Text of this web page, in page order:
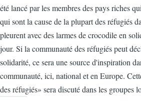
été lancé par les membres des pays riches
qui sont la cause de la plupart des réfugiés
pleurent avec des larmes de crocodile en
jour. Si la communauté des réfugiés peut
solidarité, ce sera une source d'inspiration
communauté, ici, national et en Europe.
des réfugiés» sera discuté dans les groupes